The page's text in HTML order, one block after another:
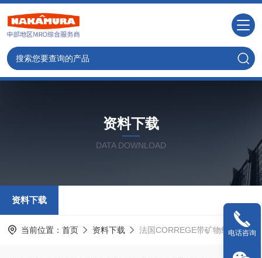
资料下载
DATA DOWNLOAD
资料下载
当前位置： 首页 资料下载 法国CORREGE带矿物绝缘的电缆型RTD传感器PSMSC型资料
电话咨询